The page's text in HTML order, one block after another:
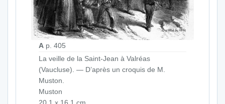
A p. 405
La veille de la Saint-Jean à Valréas
(Vaucluse). — D’après un croquis de M.
Muston.
Muston
20,1 x 16,1 cm